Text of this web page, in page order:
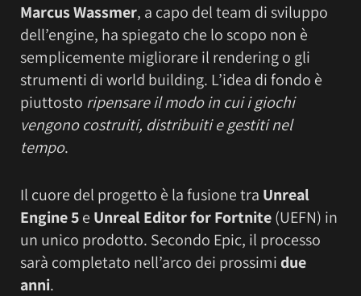
Marcus Wassmer, a capo del team di sviluppo
dell’engine, ha spiegato che lo scopo non è
semplicemente migliorare il rendering o gli
strumenti di world building. L’idea di fondo è
piuttosto ripensare il modo in cui i giochi
vengono costruiti, distribuiti e gestiti nel
tempo.
Il cuore del progetto è la fusione tra Unreal
Engine 5e Unreal Editor for Fortnite(UEFN) in
un unico prodotto. Secondo Epic, il processo
sarà completato nell’arco dei prossimidue
anni.